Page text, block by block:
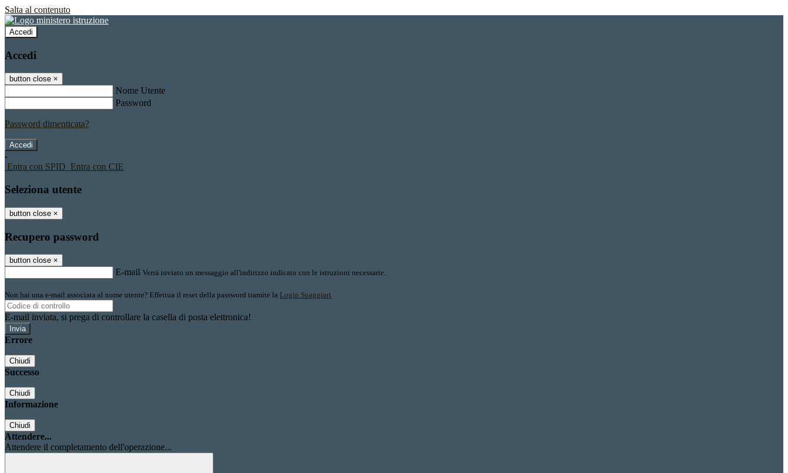
Salta al contenuto
Accedi
Accedi
button close ×
Nome Utente
Password
Password dimenticata?
-
Entra con SPID Entra con CIE
Seleziona utente
button close ×
Recupero password
button close ×
E-mail Verrà inviato un messaggio all'indirizzo indicato con le istruzioni necessarie.
Non hai una e-mail associata al nome utente? Effettua il reset della password tramite la Login Spaggiari
E-mail inviata, si prega di controllare la casella di posta elettronica!
Errore
Chiudi
Successo
Chiudi
Informazione
Chiudi
Attendere...
Attendere il completamento dell'operazione...